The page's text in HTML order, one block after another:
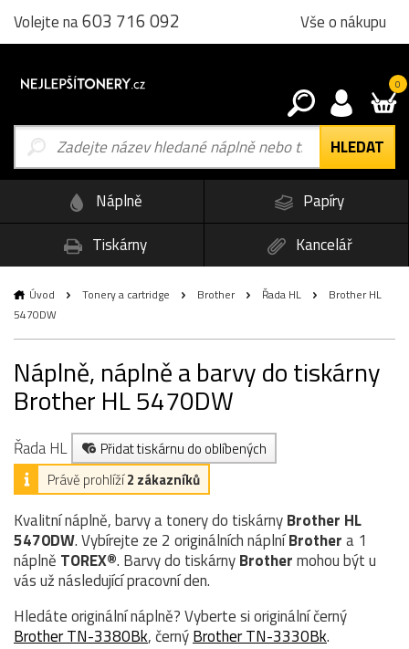
Volejte na603 716 092 Vše o nákupu
0
Náplně
Papíry
Tiskárny
Kancelář
Úvod Tonery a cartridge Brother Řada HL
Brother HL
5470DW
Náplně, náplně a barvy do tiskárny
Brother HL 5470DW
Řada HL
Přidat tiskárnu do oblíbených
Právě prohlíží2 zákazníků
Kvalitní náplně, barvy a tonery do tiskárnyBrother HL
5470DW. Vybírejte ze 2 originálních náplníBrothera 1
náplně TOREX®. Barvy do tiskárnyBrothermohou být u
vás už následující pracovní den.
Hledáte originální náplně? Vyberte si originální černý
Brother TN-3380Bk, černýBrother TN-3330Bk.